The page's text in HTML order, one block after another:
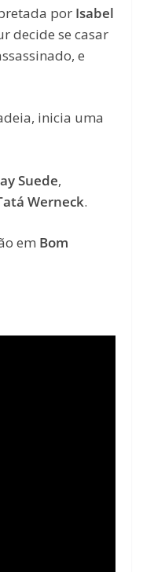
por Isabel
decide se casar
e
inicia uma
Suede,
Werneck.
em Bom